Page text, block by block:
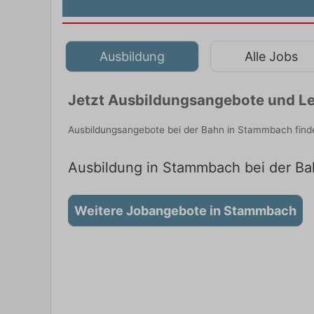
Ausbildung Alle Jobs
Jetzt Ausbildungsangebote und
Ausbildungsangebote bei der Bahn in Stammbach
Ausbildung in Stammbach bei der
Weitere Jobangebote in Stammbach